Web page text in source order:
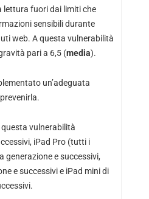
lettura fuori dai limiti che
sensibili durante
web. A questa vulnerabilità
pari a 6,5 ​​(media).
un’adeguata
vulnerabilità
iPad Pro (tutti i
generazione e successivi,
e successivi e iPad mini di